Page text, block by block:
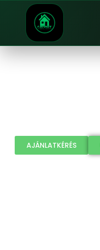
AJÁNLATKÉRÉS